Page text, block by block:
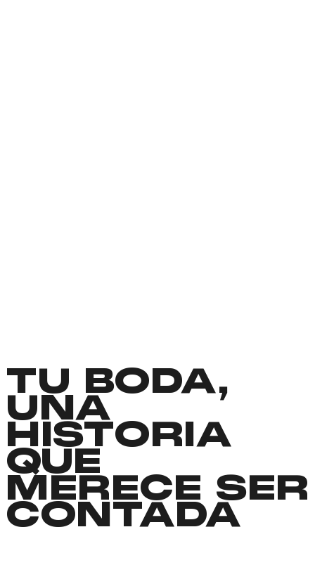
TU BODA,
UNA
HISTORIA
QUE
MERECE SER
CONTADA